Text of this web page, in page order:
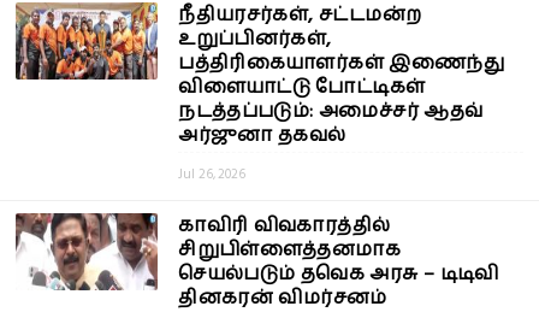
நீதியரசர்கள், சட்டமன்ற
உறுப்பினர்கள்,
பத்திரிகையாளர்கள் இணைந்து
விளையாட்டு போட்டிகள்
நடத்தப்படும்: அமைச்சர் ஆதவ்
அர்ஜுனா தகவல்
Jul 26, 2026
காவிரி விவகாரத்தில்
சிறுபிள்ளைத்தனமாக
செயல்படும் தவெக அரசு – டிடிவி
தினகரன் விமர்சனம்